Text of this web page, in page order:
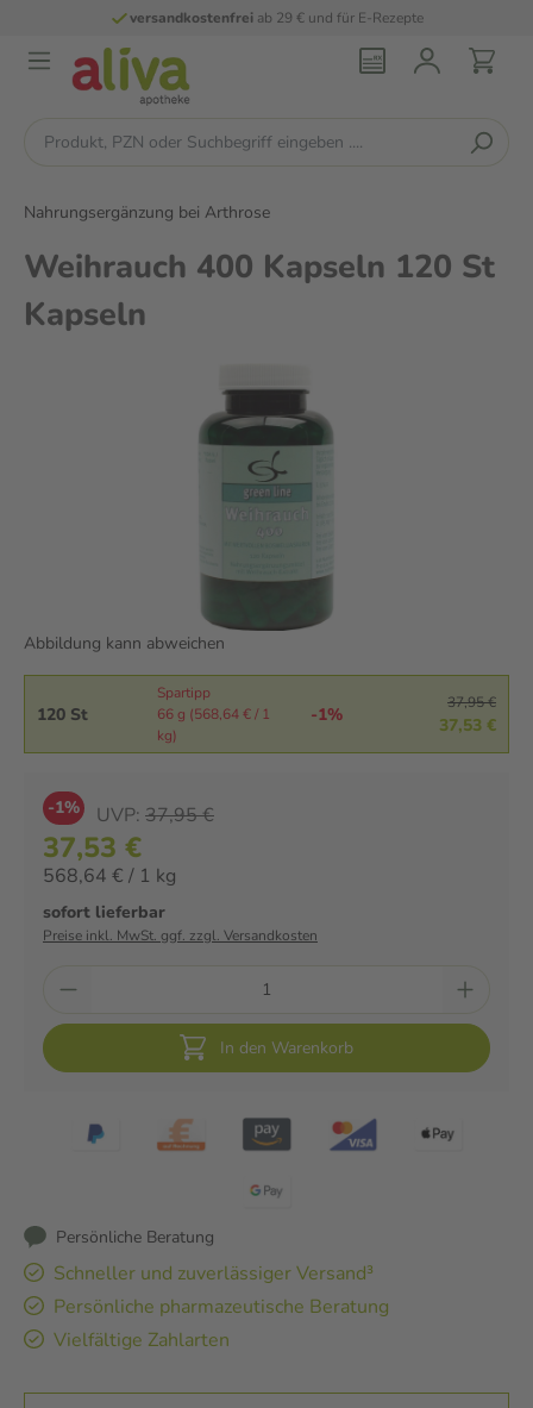
versandkostenfreiab 29 € und für E-Rezepte
Nahrungsergänzung bei Arthrose
Weihrauch 400 Kapseln 120 St
Kapseln
Abbildung kann abweichen
120 St
Spartipp
66 g (568,64 € / 1
kg)
-1%
37,95 €
37,53 €
-1% UVP: 37,95 €
37,53 €
568,64 € / 1 kg
sofort lieferbar
Preise inkl. MwSt. ggf. zzgl. Versandkosten
In den Warenkorb
Persönliche Beratung
Schneller und zuverlässiger Versand³
Persönliche pharmazeutische Beratung
Vielfältige Zahlarten